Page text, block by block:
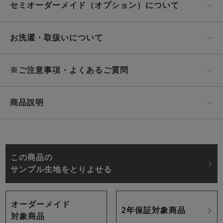
セミオーダーメイド（オプション）について
お洗濯・取扱いについて
※ご注意事項・よくあるご質問
商品説明
この商品の
サンプル生地をとりよせる
オーダーメイド
対象商品
2年保証対象商品